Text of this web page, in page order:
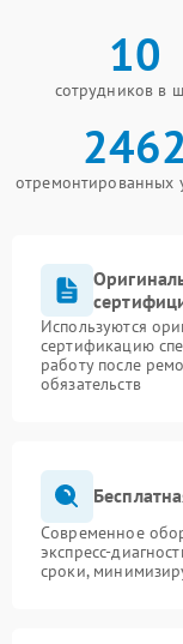
10
сотрудников в
2462
отремонтированных
Используются
сертификацию
работу после
обязательств
Современное
экспресс-
сроки,